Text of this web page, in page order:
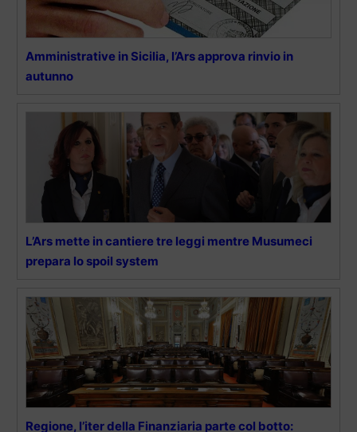
Amministrative in Sicilia, l’Ars approva rinvio in
autunno
L’Ars mette in cantiere tre leggi mentre Musumeci
prepara lo spoil system
Regione, l’iter della Finanziaria parte col botto: